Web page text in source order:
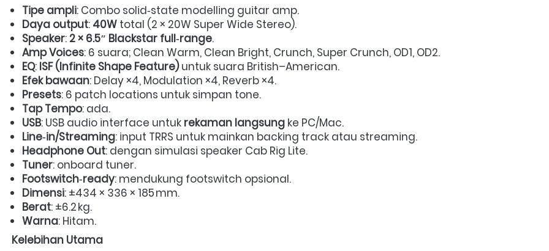
Tipe ampli: Combo solid‑state modelling guitar amp.
Daya output: 40W total (2 × 20W Super Wide Stereo).
Speaker: 2 × 6.5″ Blackstar full‑range.
Amp Voices: 6 suara; Clean Warm, Clean Bright, Crunch, Super Crunch, OD1, OD2.
EQ: ISF (Infinite Shape Feature) untuk suara British–American.
Efek bawaan: Delay ×4, Modulation ×4, Reverb ×4.
Presets: 6 patch locations untuk simpan tone.
Tap Tempo: ada.
USB: USB audio interface untuk rekaman langsung ke PC/Mac.
Line‑in/Streaming: input TRRS untuk mainkan backing track atau streaming.
Headphone Out: dengan simulasi speaker Cab Rig Lite.
Tuner: onboard tuner.
Footswitch‑ready: mendukung footswitch opsional.
Dimensi: ±434 × 336 × 185 mm.
Berat: ±6.2 kg.
Warna: Hitam.
Kelebihan Utama